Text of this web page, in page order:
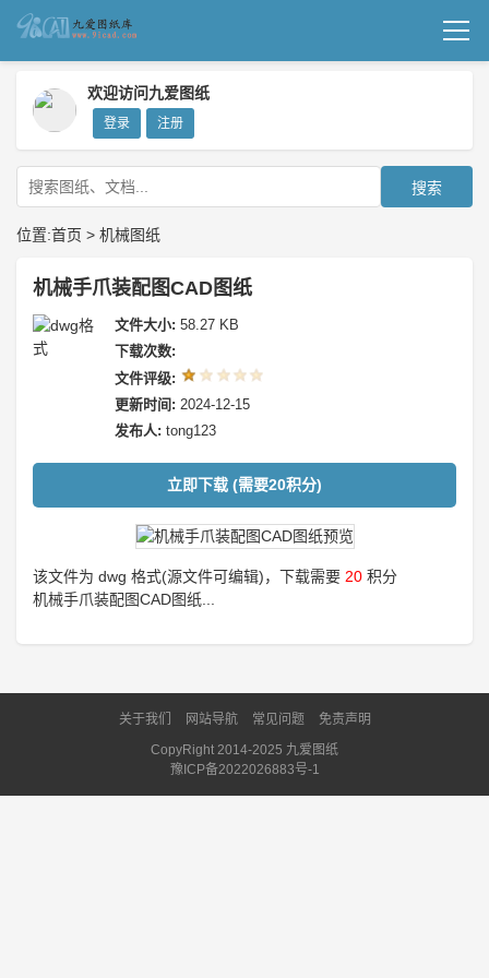
机械图纸
成套图纸
技术文档
我要上传
欢迎访问九爱图纸
登录 注册
搜索
位置:首页 > 机械图纸
机械手爪装配图CAD图纸
文件大小: 58.27 KB
下载次数:
文件评级:
更新时间: 2024-12-15
发布人: tong123
立即下载 (需要20积分)
该文件为 dwg 格式(源文件可编辑)，下载需要 20 积分
机械手爪装配图CAD图纸...
关于我们 网站导航 常见问题
免责声明
CopyRight 2014-2025 九爱图纸
豫ICP备2022026883号-1